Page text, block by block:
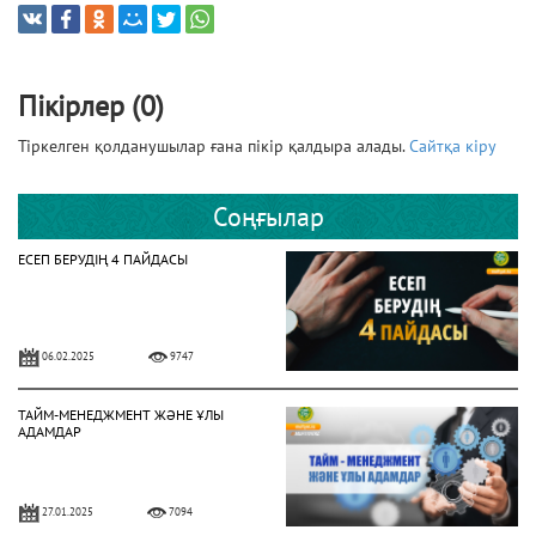
Пікірлер (0)
Тіркелген қолданушылар ғана пікір қалдыра алады.Сайтқа кіру
Соңғылар
ЕСЕП БЕРУДІҢ 4 ПАЙДАСЫ
06.02.2025 9747
ТАЙМ-МЕНЕДЖМЕНТ ЖӘНЕ ҰЛЫ
АДАМДАР
27.01.2025 7094